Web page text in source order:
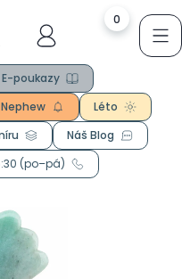
0
E-poukazy
Léto
Náš Blog
(po–pá)